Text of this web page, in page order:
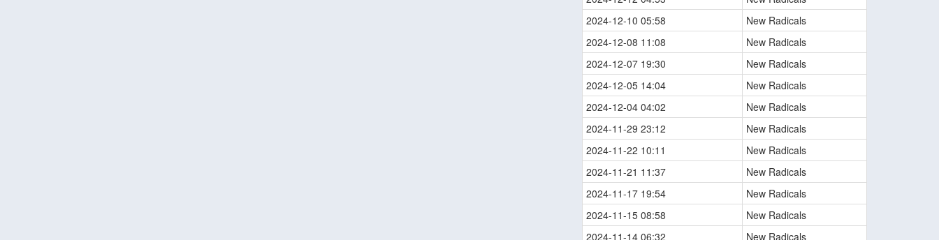
2024-12-10 05:58
New Radicals
2024-12-08 11:08
New Radicals
2024-12-07 19:30
New Radicals
2024-12-05 14:04
New Radicals
2024-12-04 04:02
New Radicals
2024-11-29 23:12
New Radicals
2024-11-22 10:11
New Radicals
2024-11-21 11:37
New Radicals
2024-11-17 19:54
New Radicals
2024-11-15 08:58
New Radicals
2024-11-14 06:32
New Radicals